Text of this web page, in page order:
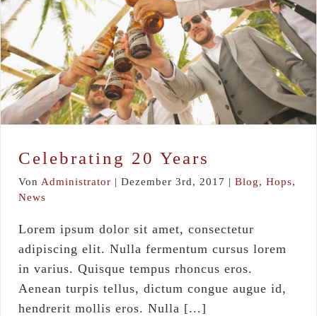
Celebrating 20 Years
Blog Hops News
Celebrating 20 Years
Von Administrator | Dezember 3rd, 2017 | Blog, Hops,
News
Lorem ipsum dolor sit amet, consectetur
adipiscing elit. Nulla fermentum cursus lorem
in varius. Quisque tempus rhoncus eros.
Aenean turpis tellus, dictum congue augue id,
hendrerit mollis eros. Nulla [...]